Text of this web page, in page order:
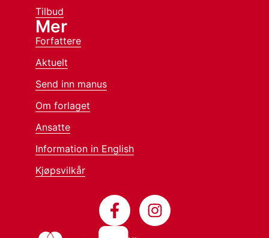
Tilbud
Mer
Forfattere
Aktuelt
Send inn manus
Om forlaget
Ansatte
Information in English
Kjøpsvilkår